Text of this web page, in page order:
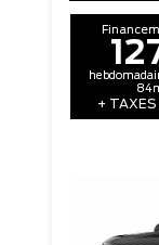
+ TAXES